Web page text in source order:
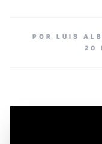
POR LUIS
20